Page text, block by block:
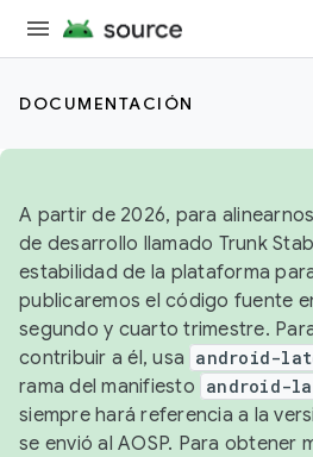
DOCUMENTACIÓN
A partir de 2026, para
de desarrollo llamado Trunk
estabilidad de la plataforma
publicaremos el código fuente
segundo y cuarto trimestre.
contribuir a él, usa android-
rama del manifiesto android-
siempre hará referencia a la
se envió al AOSP. Para obtener